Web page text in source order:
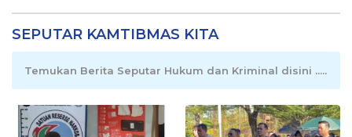
SEPUTAR KAMTIBMAS KITA
Temukan Berita Seputar Hukum dan Kriminal disini .....